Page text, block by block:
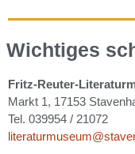
Wichtiges
Fritz-Reuter-
Markt 1, 17153
Tel. 039954 / 21072